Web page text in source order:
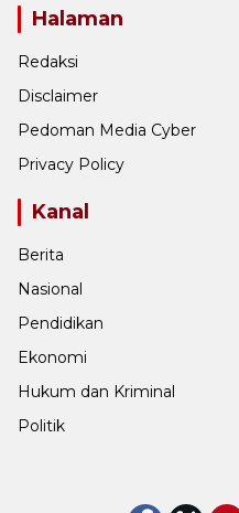
Halaman
Redaksi
Disclaimer
Pedoman Media Cyber
Privacy Policy
Kanal
Berita
Nasional
Pendidikan
Ekonomi
Hukum dan Kriminal
Politik